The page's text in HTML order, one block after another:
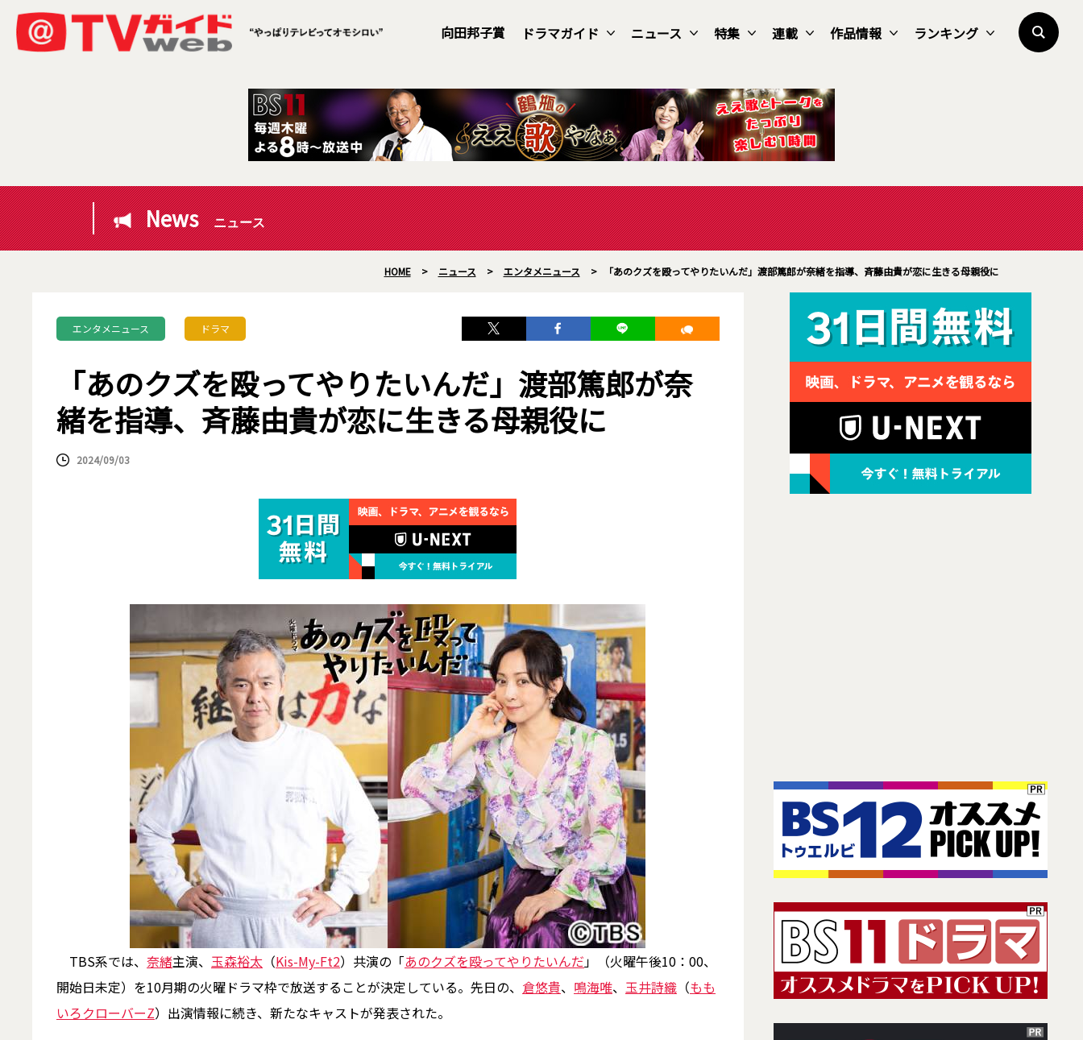
向田邦子賞 ドラマガイド ニュース 特集 連載 作品情報 ランキング
News ニュース
HOME > ニュース > エンタメニュース > 「あのクズを殴ってやりたいんだ」渡部篤郎が奈緒を指導、斉藤由貴が恋に生きる母親役に
エンタメニュース ドラマ
「あのクズを殴ってやりたいんだ」渡部篤郎が奈
緒を指導、斉藤由貴が恋に生きる母親役に
2024/09/03
TBS系では、 奈緒主演、 玉森裕太 （Kis-My-Ft2）共演の「あのクズを殴ってやりたいんだ」（火曜午後10：00、
開始日未定）を10月期の火曜ドラマ枠で放送することが決定している。先日の、 倉悠貴、 鳴海唯、 玉井詩織 （もも
いろクローバーZ）出演情報に続き、新たなキャストが発表された。